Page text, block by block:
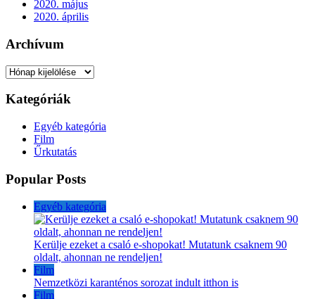
2020. május
2020. április
Archívum
Archívum
Kategóriák
Egyéb kategória
Film
Űrkutatás
Popular Posts
Egyéb kategória
Kerülje ezeket a csaló e-shopokat! Mutatunk csaknem 90
oldalt, ahonnan ne rendeljen!
Film
Nemzetközi karanténos sorozat indult itthon is
Film